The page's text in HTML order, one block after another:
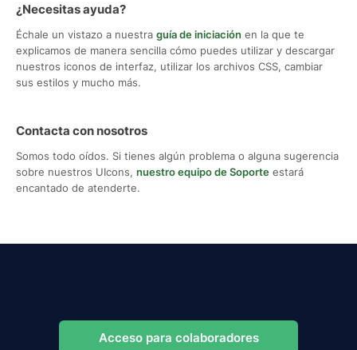
¿Necesitas ayuda?
Échale un vistazo a nuestra guía de iniciación en la que te
explicamos de manera sencilla cómo puedes utilizar y descargar
nuestros iconos de interfaz, utilizar los archivos CSS, cambiar
sus estilos y mucho más.
Contacta con nosotros
Somos todo oídos. Si tienes algún problema o alguna sugerencia
sobre nuestros UIcons, nuestro equipo de Soporte estará
encantado de atenderte.
Acceso para colaboradores